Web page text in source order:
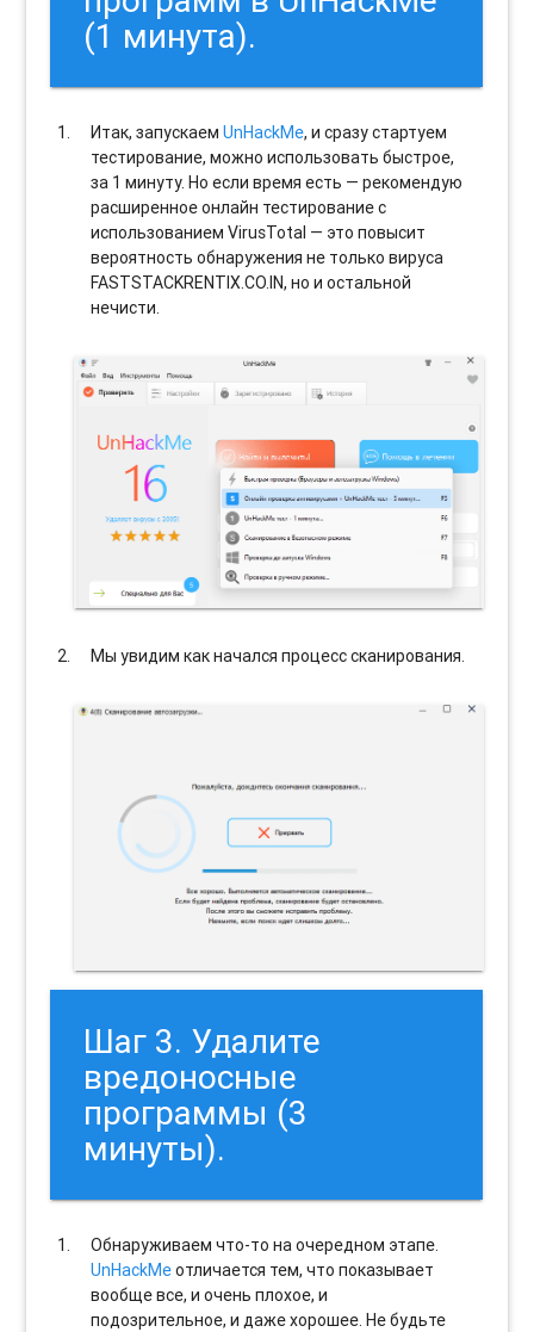
(1 минута).
Итак, запускаемUnHackMe, и сразу стартуем
тестирование, можно использовать быстрое,
за 1 минуту. Но если время есть — рекомендую
расширенное онлайн тестирование с
использованием VirusTotal — это повысит
вероятность обнаружения не только вируса
FASTSTACKRENTIX.CO.IN, но и остальной
нечисти.
Мы увидим как начался процесс сканирования.
Шаг 3. Удалите
вредоносные
программы (3
минуты).
Обнаруживаем что-то на очередном этапе.
UnHackMeотличается тем, что показывает
вообще все, и очень плохое, и
подозрительное, и даже хорошее. Не будьте